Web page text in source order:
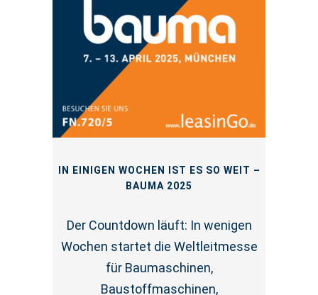
IN EINIGEN WOCHEN IST ES SO WEIT –
BAUMA 2025
Der Countdown läuft: In wenigen
Wochen startet die Weltleitmesse
für Baumaschinen,
Baustoffmaschinen,